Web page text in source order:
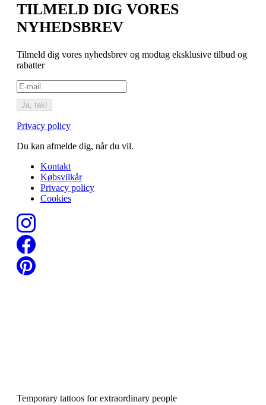
TILMELD DIG VORES
NYHEDSBREV
Tilmeld dig vores nyhedsbrev og modtag eksklusive tilbud og
rabatter
Ja, tak!
Privacy policy
Du kan afmelde dig, når du vil.
Kontakt
Købsvilkår
Privacy policy
Cookies
Temporary tattoos for extraordinary people